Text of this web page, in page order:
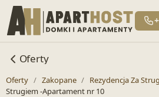
Oferty
Oferty / Zakopane / Rezydencja Za
Strugiem -Apartament nr 10